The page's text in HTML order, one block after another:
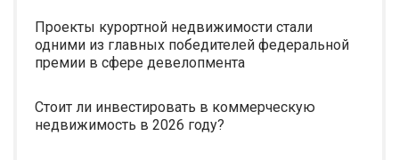
Проекты курортной недвижимости стали
одними из главных победителей федеральной
премии в сфере девелопмента
Стоит ли инвестировать в коммерческую
недвижимость в 2026 году?